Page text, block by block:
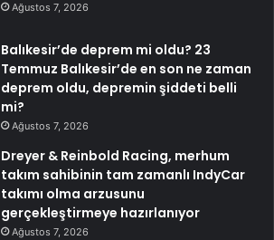
Ağustos 7, 2026
Balıkesir’de deprem mi oldu? 23
Temmuz Balıkesir’de en son ne zaman
deprem oldu, depremin şiddeti belli
mi?
Ağustos 7, 2026
Dreyer & Reinbold Racing, merhum
takım sahibinin tam zamanlı IndyCar
takımı olma arzusunu
gerçekleştirmeye hazırlanıyor
Ağustos 7, 2026